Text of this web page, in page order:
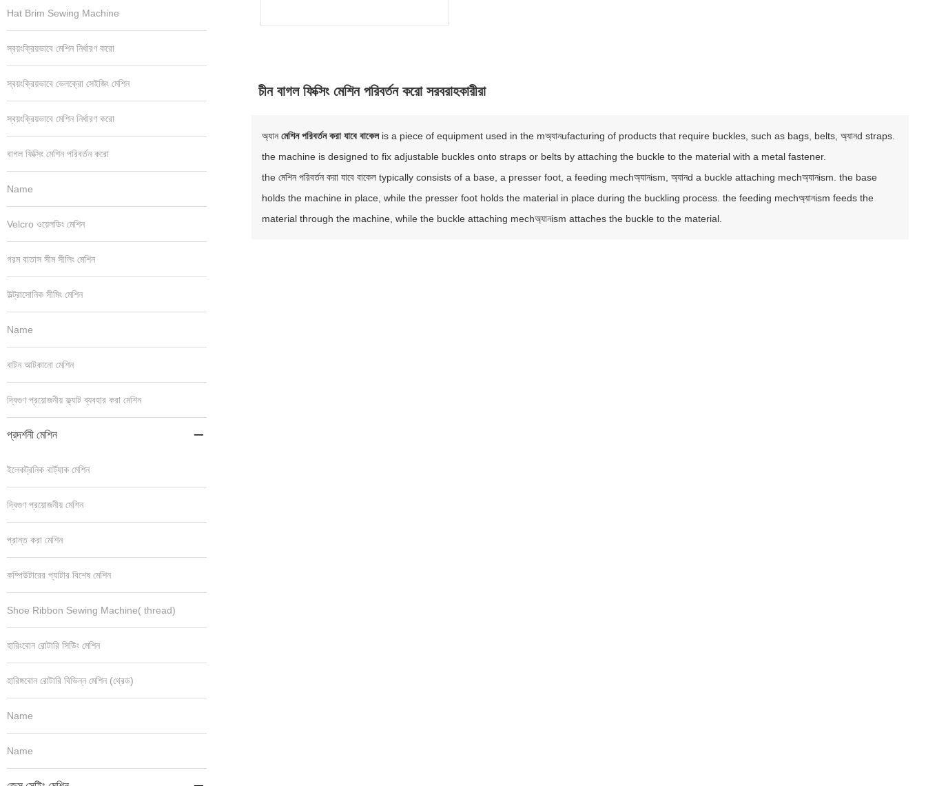
Hat Brim Sewing Machine
স্বয়ংক্রিয়ভাবে মেশিন নির্ধারণ করো
স্বয়ংক্রিয়ভাবে ভেলক্রো সেইজিং মেশিন
স্বয়ংক্রিয়ভাবে মেশিন নির্ধারণ করো
বাগল ফিক্সিং মেশিন পরিবর্তন করো
Name
Velcro ওয়েলডিং মেশিন
গরম বাতাস সীম সীলিং মেশিন
উল্ট্রাসোনিক সীমিং মেশিন
Name
বাটন আটকানো মেশিন
দ্বিগুণ প্রয়োজনীয় ফ্ল্যাট ব্যবহার করা মেশিন
প্রদর্শনী মেশিন 
ইলেকট্রনিক বার্ট্যাক মেশিন
দ্বিগুণ প্রয়োজনীয় মেশিন
প্রান্ত করা মেশিন
কম্পিউটারের প্যাটার বিশেষ মেশিন
Shoe Ribbon Sewing Machine( thread)
হারিংবোন রোটারি সিউিং মেশিন
হারিঙ্গবোন রোটারি বিভিন্ন মেশিন (থ্রেড)
Name
Name
চীন বাগল ফিক্সিং মেশিন পরিবর্তন করো সরবরাহকারীরা
অ্যানমেশিন পরিবর্তন করা যাবে বাকেলis a piece of equipment used in the mঅ্যানufacturing of products that require buckles, such as bags, belts, অ্যানd straps.
the machine is designed to fix adjustable buckles onto straps or belts by attaching the buckle to the material with a metal fastener.
the মেশিন পরিবর্তন করা যাবে বাকেল typically consists of a base, a presser foot, a feeding mechঅ্যানism, অ্যানd a buckle attaching mechঅ্যানism. the base
holds the machine in place, while the presser foot holds the material in place during the buckling process. the feeding mechঅ্যানism feeds the
material through the machine, while the buckle attaching mechঅ্যানism attaches the buckle to the material.